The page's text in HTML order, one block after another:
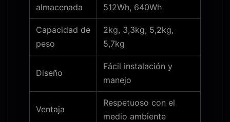
almacenada
512Wh, 640Wh
Capacidad de
peso
2kg, 3,3kg, 5,2kg,
5,7kg
Diseño
Fácil instalación y
manejo
Ventaja
Respetuoso con el
medio ambiente